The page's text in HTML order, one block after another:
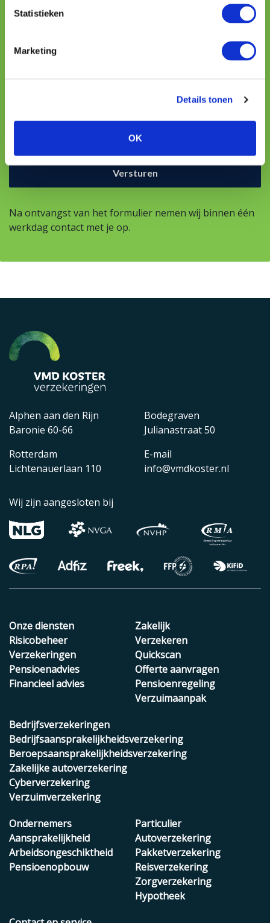
Statistieken
Marketing
Details tonen
OK
E-mailadres
Na ontvangst van het formulier nemen wij binnen één
werkdag contact met je op.
Alphen aan den Rijn
Baronie 60-66
Rotterdam
Lichtenauerlaan 110
Bodegraven
Julianastraat 50
E-mail
info@vmdkoster.nl
Wij zijn aangesloten bij
Onze diensten
Risicobeheer
Verzekeringen
Pensioenadvies
Financieel advies
Zakelijk
Verzekeren
Quickscan
Offerte aanvragen
Pensioenregeling
Verzuimaanpak
Bedrijfsverzekeringen
Bedrijfsaansprakelijkheidsverzekering
Beroepsaansprakelijkheidsverzekering
Zakelijke autoverzekering
Cyberverzekering
Verzuimverzekering
Ondernemers
Aansprakelijkheid
Arbeidsongeschiktheid
Pensioenopbouw
Particulier
Autoverzekering
Pakketverzekering
Reisverzekering
Zorgverzekering
Hypotheek